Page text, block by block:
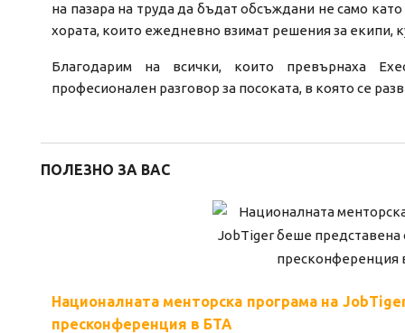
на пазара на труда да бъдат обсъждани не само
хората, които ежедневно взимат решения за екипи,
Благодарим на всички, които превърнаха
професионален разговор за посоката, в която се
ПОЛЕЗНО ЗА ВАС
Националната менторска програма на
пресконференция в БТА